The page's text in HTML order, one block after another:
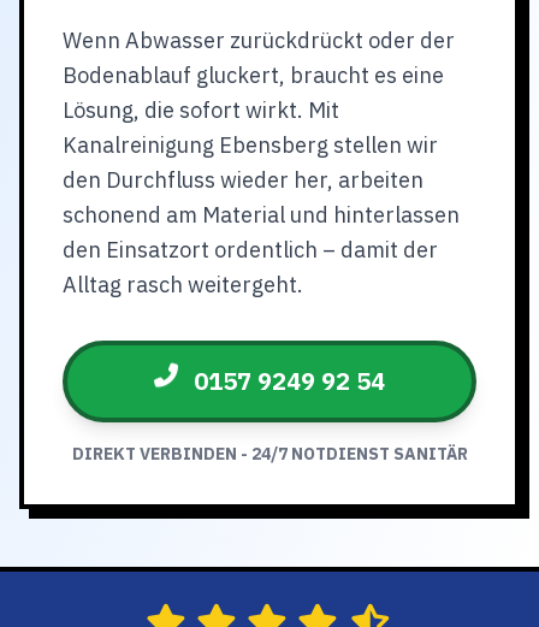
Wenn Abwasser zurückdrückt oder der
Bodenablauf gluckert, braucht es eine
Lösung, die sofort wirkt. Mit
Kanalreinigung Ebensberg stellen wir
den Durchfluss wieder her, arbeiten
schonend am Material und hinterlassen
den Einsatzort ordentlich – damit der
Alltag rasch weitergeht.
0157 9249 92 54
DIREKT VERBINDEN - 24/7 NOTDIENST SANITÄR